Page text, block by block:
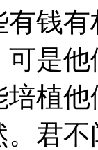
钱
是
植
君